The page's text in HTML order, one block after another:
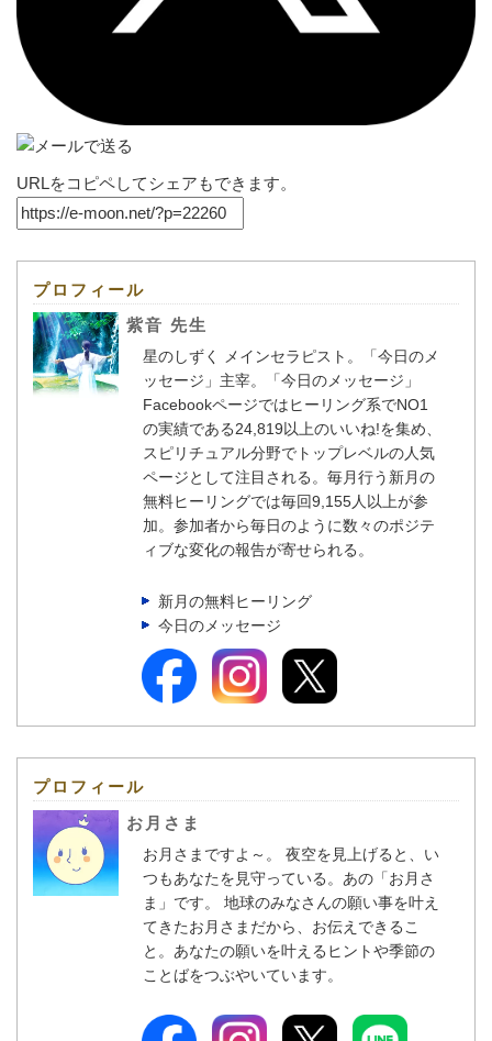
URLをコピペしてシェアもできます。
プロフィール
紫音 先生
星のしずく メインセラピスト。「今日のメ
ッセージ」主宰。「今日のメッセージ」
Facebookページではヒーリング系でNO1
の実績である24,819以上のいいね!を集め、
スピリチュアル分野でトップレベルの人気
ページとして注目される。毎月行う新月の
無料ヒーリングでは毎回9,155人以上が参
加。参加者から毎日のように数々のポジテ
ィブな変化の報告が寄せられる。
新月の無料ヒーリング
今日のメッセージ
プロフィール
お月さま
お月さまですよ～。 夜空を見上げると、い
つもあなたを見守っている。あの「お月さ
ま」です。 地球のみなさんの願い事を叶え
てきたお月さまだから、お伝えできるこ
と。あなたの願いを叶えるヒントや季節の
ことばをつぶやいています。